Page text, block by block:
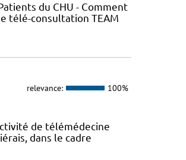
du CHU - Comment
télé-consultation TEAM
relevance: 100%
de télémédecine
dans le cadre